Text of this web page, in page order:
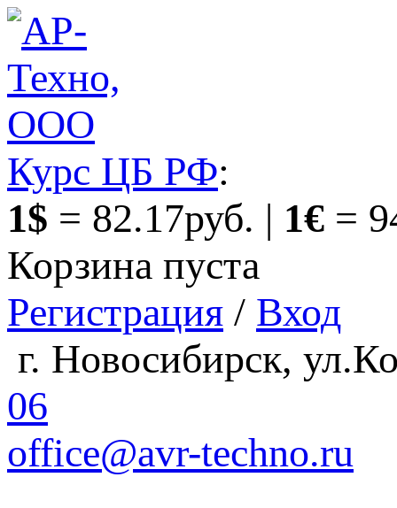
Курс ЦБ РФ:
1$ = 82.17руб. | 1€ =
Корзина пуста
Регистрация / Вход
г. Новосибирск,
06
office@avr-techno.ru